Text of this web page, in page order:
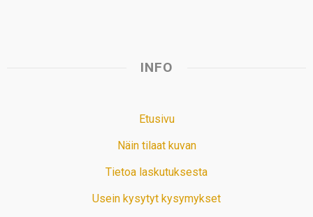
INFO
Etusivu
Näin tilaat kuvan
Tietoa laskutuksesta
Usein kysytyt kysymykset